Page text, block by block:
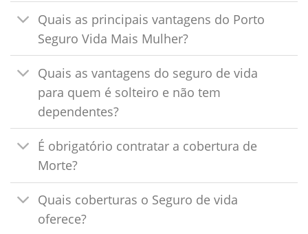
Quais as principais vantagens do Porto
Seguro Vida Mais Mulher?
Quais as vantagens do seguro de vida
para quem é solteiro e não tem
dependentes?
É obrigatório contratar a cobertura de
Morte?
Quais coberturas o Seguro de vida
oferece?